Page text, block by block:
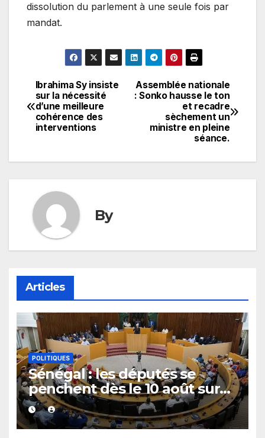
dissolution du parlement à une seule fois par
mandat.
Navigation
de
Assemblée nationale
: Sonko hausse le ton
et recadre
sèchement un
ministre en pleine
séance.
Ibrahima Sy insiste
sur la nécessité
d’une meilleure
cohérence des
interventions
By
Articles
POLITIQUES
Sénégal : les députés se
penchent dès le 10 août sur
plusieurs textes, dont les
fonds spéciaux et secrets